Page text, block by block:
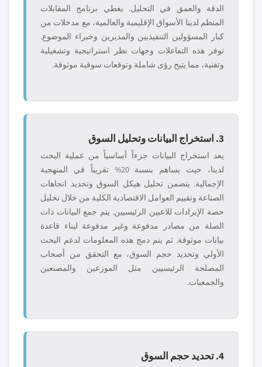
الدقة والعمق في التحليل. يغطي برنامج المقابلات
المنظم لدينا الأسواق الإقليمية والعالمية، مع مدخلات من
كبار المسؤولين التنفيذيين والمديرين وخبراء الموضوع.
توفر هذه التفاعلات وجهات نظر استراتيجية وتشغيلية
وتقنية، مما يتيح رؤى شاملة وتوقعات سوقية موثوقة.
3. استخراج البيانات وتحليل السوق
يعد استخراج البيانات جزءاً أساسياً من عملية البحث
لدينا، حيث يساهم بنسبة 20% تقريباً في المنهجية
الإجمالية. يتضمن تحليل هيكل السوق وتحديد اتجاهات
الصناعة وتقييم العوامل الاقتصادية الكلية من خلال تحليل
حصة الإيرادات للاعبين الرئيسيين. يتم جمع البيانات ذات
الصلة من مصادر مدفوعة وغير مدفوعة لبناء قاعدة
بيانات موثوقة. ثم يتم دمج هذه المعلومات لدعم البحث
الأولي وتحديد حجم السوق، مع التحقق من أصحاب
المصلحة الرئيسيين مثل الموزعين والمصنعين
والجمعيات.
4. تحديد حجم السوق